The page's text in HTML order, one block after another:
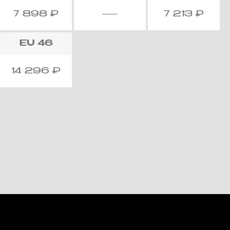
7 898₽ 7 213 ₽
EU 46
14 296₽